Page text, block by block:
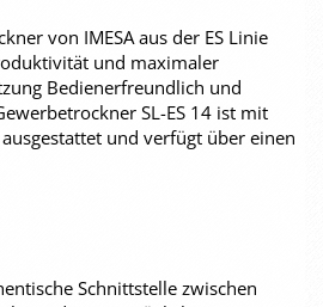
von IMESA aus der ES Linie
und maximaler
Bedienerfreundlich und
SL-ES 14 ist mit
und verfügt über einen
Schnittstelle zwischen